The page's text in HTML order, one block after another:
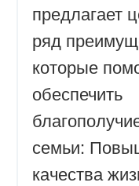
предлагает
ряд
которые
обеспечить
семьи:
качества